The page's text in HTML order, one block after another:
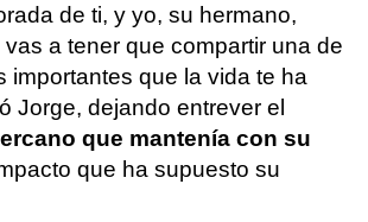
de ti, y yo, su hermano,
a tener que compartir una de
importantes que la vida te ha
Jorge, dejando entrever el
que mantenía con su
que ha supuesto su